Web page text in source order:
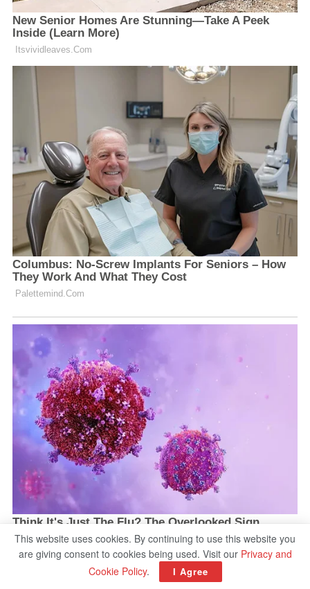
This website uses cookies. By continuing to use this website you
are giving consent to cookies being used. Visit our Privacy and
Cookie Policy. I Agree